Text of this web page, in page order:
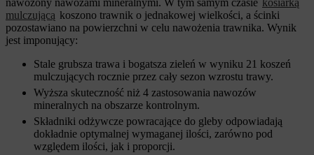
mulczującą koszono trawnik o jednakowej wielkości, a ścinki
pozostawiano na powierzchni w celu nawożenia trawnika. Wynik
jest imponujący:
Stale grubsza trawa i bogatsza zieleń w wyniku 21 koszeń
mulczujących rocznie przez cały sezon wzrostu trawy.
Wyższa skuteczność niż 4 zastosowania nawozów
mineralnych na obszarze kontrolnym.
Składniki odżywcze powracające do gleby odpowiadają
dokładnie optymalnej wymaganej ilości, zarówno pod
względem ilości, jak i proporcji.